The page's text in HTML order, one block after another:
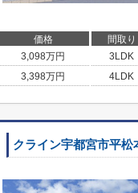
価格 間取り
3,098万円 3LDK
3,398万円 4LDK
クライン宇都宮市平松